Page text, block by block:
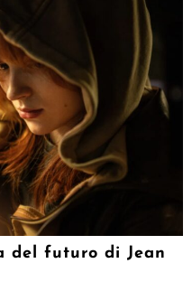
del futuro di Jean